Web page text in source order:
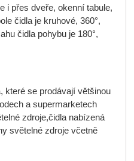
i přes dveře, okenní tabule,
čidla je kruhové, 360°,
čidla pohybu je 180°,
které se prodávají většinou
a supermarketech
zdroje,čidla nabízená
světelné zdroje včetně